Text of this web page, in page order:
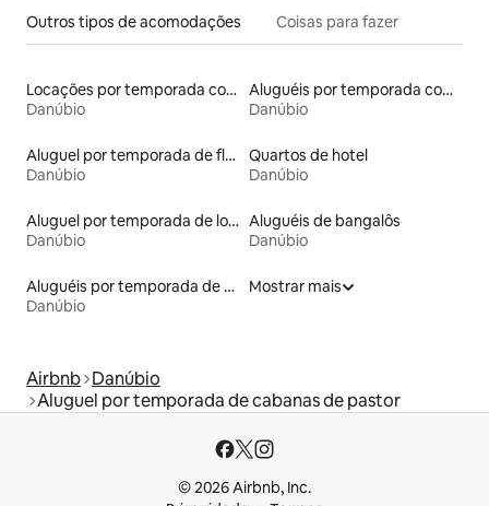
Outros tipos de acomodações Coisas para fazer
Locações por temporada com piscina
Danúbio
Aluguéis por temporada com vista para a praia
Danúbio
Aluguel por temporada de flats
Danúbio
Quartos de hotel
Danúbio
Aluguel por temporada de lofts
Danúbio
Aluguéis de bangalôs
Danúbio
Aluguéis por temporada de acomodações de luxo
Danúbio
Mostrar mais
Airbnb Danúbio
Aluguel por temporada de cabanas de pastor
© 2026 Airbnb, Inc.